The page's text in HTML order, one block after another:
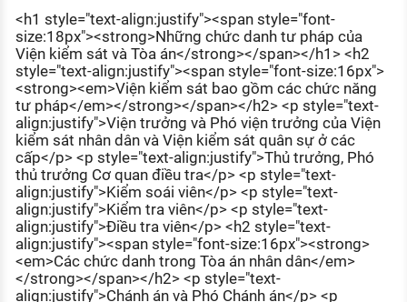
Tử vi nghề nghiệp
Kỹ năng nghề nghiệp
HƯỚNG NGHIỆP VIỆC LÀM
Đặc trưng từng nghề
Xu hướng việc làm
XÂY DỰNG VÀ PHÁT TRIỂN ĐỘI NGŨ
NHÂN SỰ
TUYỂN DỤNG VIỆC LÀM
<h1 style="text-align:justify"><span style="font-
size:18px"><strong>Những chức danh tư pháp của
Viện kiểm sát và Tòa án</strong></span></h1> <h2
style="text-align:justify"><span style="font-size:16px">
<strong><em>Viện kiểm sát bao gồm các chức năng
tư pháp</em></strong></span></h2> <p style="text-
align:justify">Viện trưởng và Phó viện trưởng của Viện
kiểm sát nhân dân và Viện kiểm sát quân sự ở các
cấp</p> <p style="text-align:justify">Thủ trưởng, Phó
thủ trưởng Cơ quan điều tra</p> <p style="text-
align:justify">Kiểm soái viên</p> <p style="text-
align:justify">Kiểm tra viên</p> <p style="text-
align:justify">Điều tra viên</p> <h2 style="text-
align:justify"><span style="font-size:16px"><strong>
<em>Các chức danh trong Tòa án nhân dân</em>
</strong></span></h2> <p style="text-
align:justify">Chánh án và Phó Chánh án</p> <p